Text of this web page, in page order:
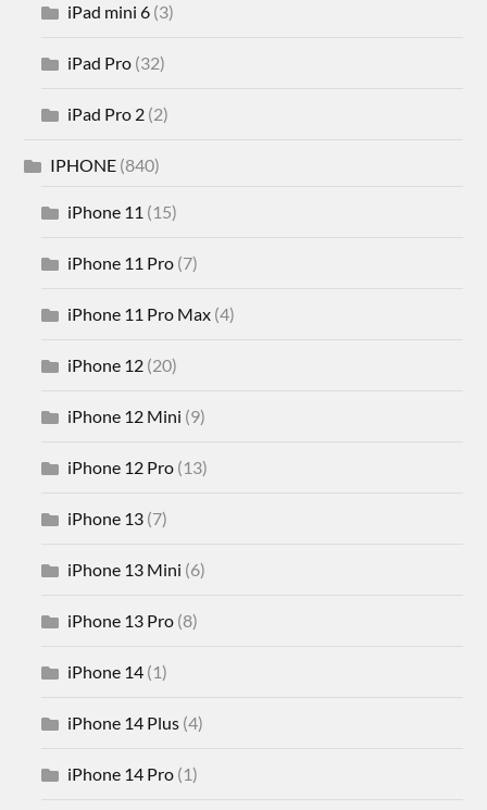
iPad mini 6 (3)
iPad Pro (32)
iPad Pro 2 (2)
IPHONE (840)
iPhone 11 (15)
iPhone 11 Pro (7)
iPhone 11 Pro Max (4)
iPhone 12 (20)
iPhone 12 Mini (9)
iPhone 12 Pro (13)
iPhone 13 (7)
iPhone 13 Mini (6)
iPhone 13 Pro (8)
iPhone 14 (1)
iPhone 14 Plus (4)
iPhone 14 Pro (1)